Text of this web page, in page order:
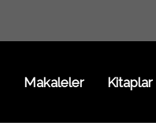
Makaleler Kitaplar